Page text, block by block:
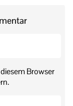
Browser